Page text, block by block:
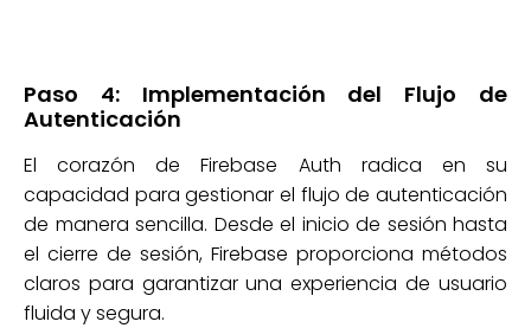
Paso 4: Implementación del Flujo de
Autenticación
El corazón de Firebase Auth radica en su
capacidad para gestionar el flujo de autenticación
de manera sencilla. Desde el inicio de sesión hasta
el cierre de sesión, Firebase proporciona métodos
claros para garantizar una experiencia de usuario
fluida y segura.